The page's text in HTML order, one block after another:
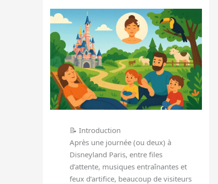
📝 Introduction
Après une journée (ou deux) à
Disneyland Paris, entre files
d’attente, musiques entraînantes et
feux d’artifice, beaucoup de visiteurs